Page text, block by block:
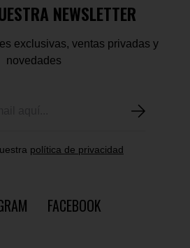
NEWSLETTER
exclusivas, ventas privadas y
novedades
política de privacidad
FACEBOOK